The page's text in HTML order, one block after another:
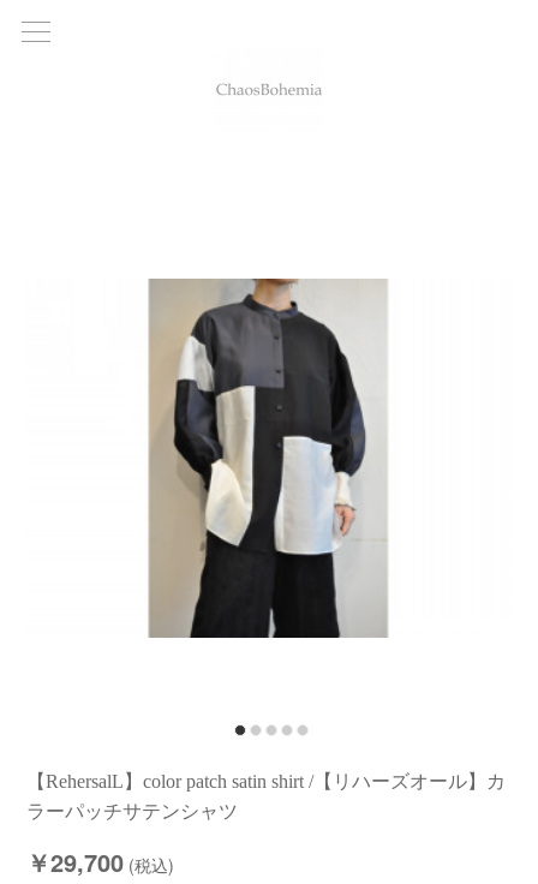
【RehersalL】color patch satin shirt /【リハーズオール】カ
ラーパッチサテンシャツ
￥29,700 (税込)